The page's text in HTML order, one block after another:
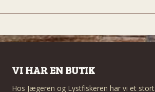
VI HAR EN BUTIK
Hos Jægeren og Lystfiskeren har vi et stort